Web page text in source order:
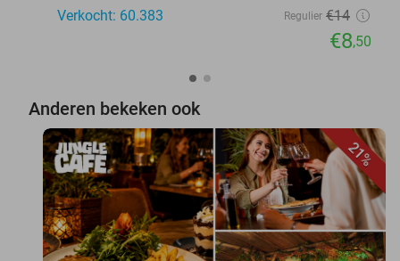
Verkocht: 60.383
Regulier €14
€8,50
Anderen bekeken ook
21%